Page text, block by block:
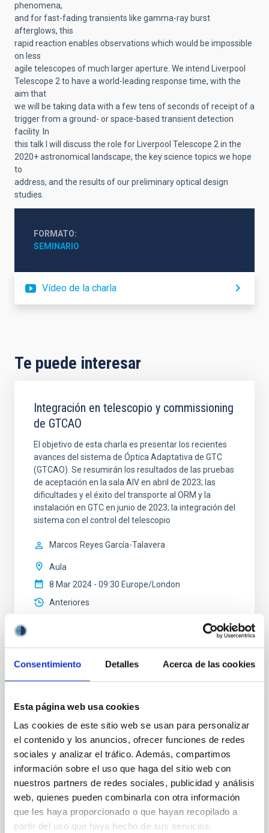
Consentimiento Detalles Acerca de las cookies
Esta página web usa cookies
Las cookies de este sitio web se usan para personalizar
el contenido y los anuncios, ofrecer funciones de redes
sociales y analizar el tráfico. Además, compartimos
información sobre el uso que haga del sitio web con
nuestros partners de redes sociales, publicidad y análisis
web, quienes pueden combinarla con otra información
que les haya proporcionado o que hayan recopilado a
partir del uso que haya hecho de sus servicios.
phenomena,
and for fast-fading transients like gamma-ray burst
afterglows, this
rapid reaction enables observations which would be impossible
on less
agile telescopes of much larger aperture. We intend Liverpool
Telescope 2 to have a world-leading response time, with the
aim that
we will be taking data with a few tens of seconds of receipt of a
trigger from a ground- or space-based transient detection
facility. In
this talk I will discuss the role for Liverpool Telescope 2 in the
2020+ astronomical landscape, the key science topics we hope
to
address, and the results of our preliminary optical design
studies.
FORMATO
SEMINARIO
Vídeo de la charla
Te puede interesar
Integración en telescopio y commissioning
de GTCAO
El objetivo de esta charla es presentar los recientes
avances del sistema de Óptica Adaptativa de GTC
(GTCAO). Se resumirán los resultados de las pruebas
de aceptación en la sala AIV en abril de 2023; las
dificultades y el éxito del transporte al ORM y la
instalación en GTC en junio de 2023; la integración del
sistema con el control del telescopio
Marcos Reyes García-Talavera
Aula
8 Mar 2024 - 09:30 Europe/London
Anteriores
en el Telescopio Solar Europeo
Observatorio del Roque de los Muchachos, un lugar
conocido por sus excelentes condiciones de
observación. El propio diseño de EST puede influir en
estas condiciones y afectar a su calidad óptica en un
efecto denominado ‘seeing’ local. La Oficina de
Proyecto de EST ha implementado una nueva